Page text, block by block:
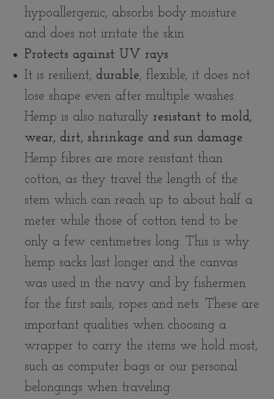
hypoallergenic, absorbs body moisture
and does not irritate the skin.
Protects against UV rays.
It is resilient, durable, flexible, it does not
lose shape even after multiple washes.
Hemp is also naturally resistant to mold,
wear, dirt, shrinkage and sun damage.
Hemp fibres are more resistant than
cotton, as they travel the length of the
stem which can reach up to about half a
meter while those of cotton tend to be
only a few centimetres long. This is why
hemp sacks last longer and the canvas
was used in the navy and by fishermen
for the first sails, ropes and nets. These are
important qualities when choosing a
wrapper to carry the items we hold most,
such as computer bags or our personal
belongings when traveling.